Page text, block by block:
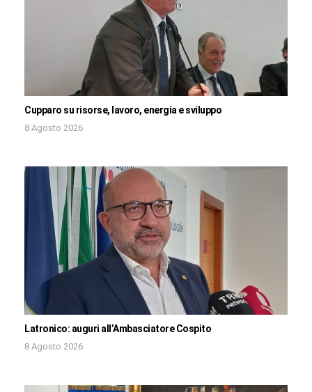
Cupparo su risorse, lavoro, energia e sviluppo
8 Agosto 2026
Latronico: auguri all’Ambasciatore Cospito
8 Agosto 2026